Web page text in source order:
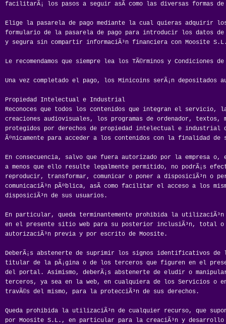
facilitarÃ¡ los pasos a seguir asÃ­ como las diversas formas
Elige la pasarela de pago mediante la cual quieras adquirir
formulario de la pasarela de pago para introducir los datos de
y segura sin compartir informaciÃ³n financiera con Moosite
Le recomendamos que siempre lea los TÃ©rminos y Condiciones
Una vez completado el pago, los Minicoins serÃ¡n depositados
Propiedad Intelectual e Industrial
Reconoces que todos los contenidos que integran el servicio,
creaciones audiovisuales, los programas de ordenador, textos,
protegidos por derechos de propiedad intelectual e industrial
Ãºnicamente para acceder a los contenidos con la finalidad de
En consecuencia, salvo que fuera autorizado por la empresa
a menos que ello resulte legalmente permitido, no podrÃ¡s
reproducir, transformar, comunicar o poner a disposiciÃ³n o
comunicaciÃ³n pÃºblica, asÃ­ como facilitar el acceso a los
disposiciÃ³n de sus usuarios.
En particular, queda terminantemente prohibida la
en el presente sitio web para su posterior inclusiÃ³n, total
autorizaciÃ³n previa y por escrito de Moosite.
DeberÃ¡s abstenerte de suprimir los signos identificativos
titular de la pÃ¡gina o de los terceros que figuren en el
del portal. Asimismo, deberÃ¡s abstenerte de eludir o
terceros, ya sea en la web, en cualquiera de los Servicios o
travÃ©s del mismo, para la protecciÃ³n de sus derechos.
Queda prohibida la utilizaciÃ³n de cualquier recurso, que
por Moosite S.L., en particular para la creaciÃ³n y desarrollo